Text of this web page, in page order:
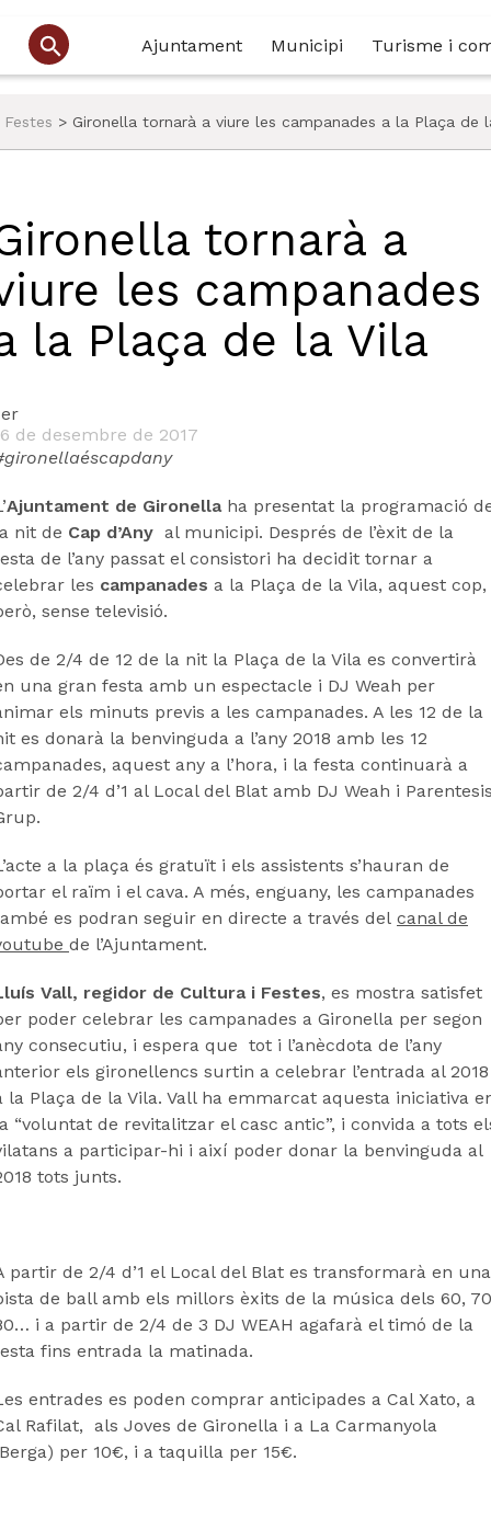
Ajuntament Municipi Turisme i
Festes > Gironella tornarà a viure les campanades a la Plaça de
tornarà a
les campanades
la Plaça de la Vila
de desembre de 2017
Ajuntament de Gironellaha presentat la programació
nit de Cap d’Any al municipi. Després de l’èxit de la
de l’any passat el consistori ha decidit tornar a
les campanades a la Plaça de la Vila, aquest cop,
sense televisió.
de 2/4 de 12 de la nit la Plaça de la Vila es convertirà
una gran festa amb un espectacle i DJ Weah per
els minuts previs a les campanades. A les 12 de la
es donarà la benvinguda a l’any 2018 amb les 12
aquest any a l’hora, i la festa continuarà a
de 2/4 d’1 al Local del Blat amb DJ Weah i Parentesis
a la plaça és gratuït i els assistents s’hauran de
el raïm i el cava. A més, enguany, les campanades
es podran seguir en directe a través del canal de
de l’Ajuntament.
Vall, regidor de Cultura i Festes, es mostra satisfet
poder celebrar les campanades a Gironella per segon
consecutiu, i espera que tot i l’anècdota de l’any
els gironellencs surtin a celebrar l’entrada al 2018
la Plaça de la Vila. Vall ha emmarcat aquesta iniciativa
“voluntat de revitalitzar el casc antic”, i convida a tots
a participar-hi i així poder donar la benvinguda al
tots junts.
partir de 2/4 d’1 el Local del Blat es transformarà en una
de ball amb els millors èxits de la música dels 60,
i a partir de 2/4 de 3 DJ WEAH agafarà el timó de la
fins entrada la matinada.
entrades es poden comprar anticipades a Cal Xato, a
Rafilat, als Joves de Gironella i a La Carmanyola
per 10€, i a taquilla per 15€.